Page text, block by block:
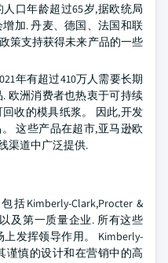
人口年龄超过65岁,据欧统局
加. 丹麦、德国、法国和联
策支持获得未来产品的一些
年有超过410万人需要长期
欧洲消费者也热衷于可持续
收的模具纸浆。 因此,开发
这些产品在超市,亚马逊欧
渠道中广泛提供.
Kimberly-Clark,Procter &
以及第一质量企业. 所有这些
发挥领导作用。 Kimberly-
谨慎的设计和在营销中的高